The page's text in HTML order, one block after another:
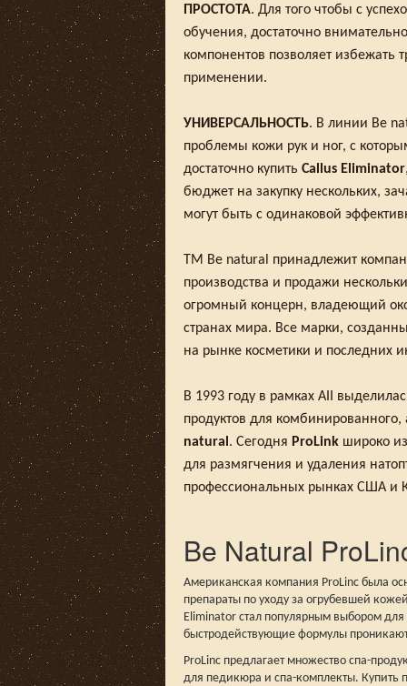
ПРОСТОТА. Для того чтобы с
обучения, достаточно
компонентов позволяет
применении.
УНИВЕРСАЛЬНОСТЬ. В линии Be
проблемы кожи рук и ног, с
достаточно купить Callus Eliminator
бюджет на закупку нескольких,
могут быть с одинаковой
TM Be natural принадлежит
производства и продажи
огромный концерн, владеющий
странах мира. Все марки,
на рынке косметики и последних
В 1993 году в рамках AII
продуктов для
natural . Сегодня ProLink широко
для размягчения и удаления
профессиональных рынках США и
Be Natural
Американская компания ProLinc была
препараты по уходу за огрубевшей
Eliminator стал популярным выбором
быстродействующие формулы
ProLinc предлагает множество спа-
для педикюра и спа-комплекты. Купить